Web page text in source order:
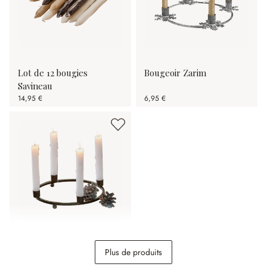
Lot de 12 bougies
Savineau
14,95 €
Bougeoir Zarim
6,95 €
Plus de produits